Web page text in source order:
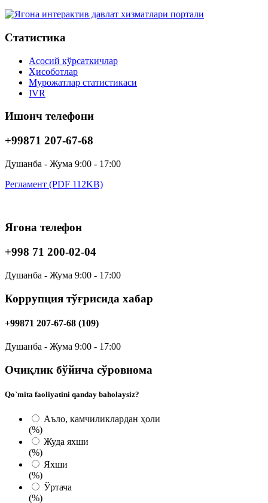
Статистика
Асосий кўрсаткичлар
Ҳисоботлар
Мурожатлар статистикаси
IVR
Ишонч телефони
+99871 207-67-68
Душанба - Жума 9:00 - 17:00
Регламент (PDF 112KB)
Ягона телефон
+998 71 200-02-04
Душанба - Жума 9:00 - 17:00
Коррупция тўғрисида хабар
+99871 207-67-68 (109)
Душанба - Жума 9:00 - 17:00
Очиқлик бўйича сўровнома
Qo`mita faoliyatini qanday baholaysiz?
Аъло, камчиликлардан ҳоли
(%)
Жуда яxши
(%)
Яхши
(%)
Ўртача
(%)